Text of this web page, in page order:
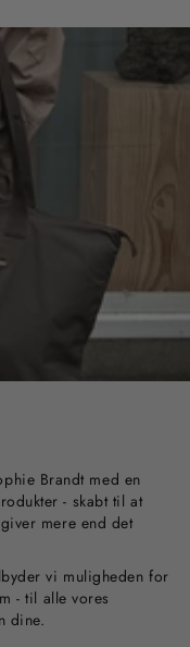
Brandt med en
- skabt til at
mere end det
vi muligheden for
- til alle vores
dine.